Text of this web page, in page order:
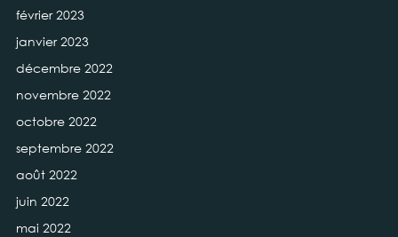
février 2023
janvier 2023
décembre 2022
novembre 2022
octobre 2022
septembre 2022
août 2022
juin 2022
mai 2022